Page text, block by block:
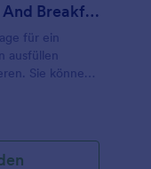
Buchungsformular Für Bed And Breakfast
für ein
ausfüllen
Sie können
und
E-
sein